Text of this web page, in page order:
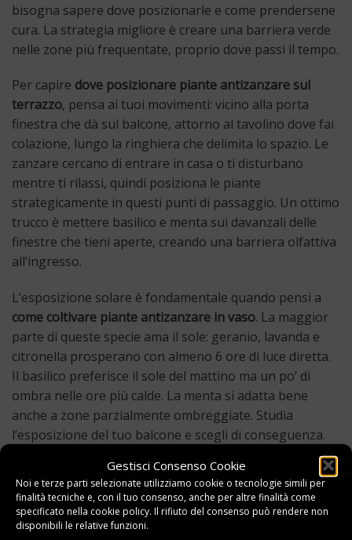
Gestisci Consenso Cookie
Noi e terze parti selezionate utilizziamo cookie o tecnologie simili per
finalità tecniche e, con il tuo consenso, anche per altre finalità come
specificato nella cookie policy. Il rifiuto del consenso può rendere non
disponibili le relative funzioni.
bisogna sapere dove posizionarle e come prendersene
cura. La strategia migliore è creare una barriera verde
nelle zone più frequentate, proprio dove passi il tempo.
Per capire dove posizionare piante antizanzare sul
terrazzo, pensa ai tuoi movimenti: vicino alla porta
finestra che dà sul balcone, attorno al tavolino dove fai
colazione, lungo la ringhiera che delimita lo spazio. Le
zanzare cercano di entrare in casa o ti disturbano
mentre ti rilassi, quindi posiziona le piante
strategicamente in questi punti di passaggio. Un ottimo
trucco è mettere basilico e menta sui davanzali delle
finestre che tieni aperte, creando una barriera olfattiva
all’ingresso.
L’esposizione solare è fondamentale quando pensi a
come coltivare piante antizanzare in vaso. La maggior
parte di queste specie ama il sole: geranio, lavanda e
citronella prosperano con almeno 6 ore di luce diretta.
Il basilico preferisce il sole del mattino ma un po’ di
ombra nelle ore più calde. La menta si adatta bene
anche a zone parzialmente ombreggiate. Studia
l’esposizione del tuo balcone e scegli di conseguenza.
Gli abbinamenti sono importanti non solo per l’estetica
ma anche per l’efficacia. Crea gruppi dipiante
aromatiche contro le zanzare da balcone: lavanda e
rosmarino stanno bene insieme, così come basilico e